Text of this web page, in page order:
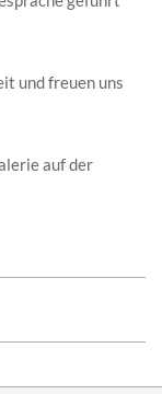
und freuen uns
auf der